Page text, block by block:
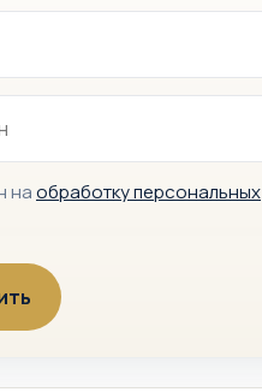
наобработку персональных